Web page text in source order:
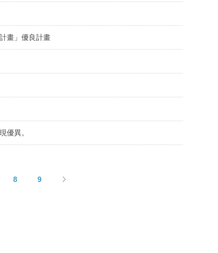
畫」優良計畫
優異。
8 9